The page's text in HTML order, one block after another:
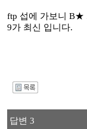
ftp 섭에 가보니 B★
9가 최신 입니다.
답변 3